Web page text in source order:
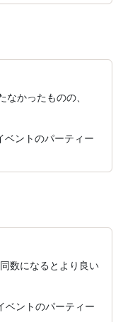
かったものの、
ントのパーティー
数になるとより良い
ントのパーティー